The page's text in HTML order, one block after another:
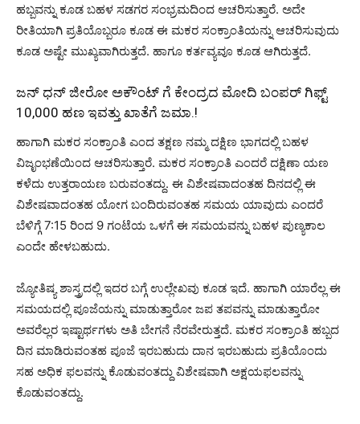
ಹಬ್ಬವನ್ನು ಕೂಡ ಬಹಳ ಸಡಗರ ಸಂಭ್ರಮದಿಂದ ಆಚರಿಸುತ್ತಾರೆ. ಅದೇ
ರೀತಿಯಾಗಿ ಪ್ರತಿಯೊಬ್ಬರೂ ಕೂಡ ಈ ಮಕರ ಸಂಕ್ರಾಂತಿಯನ್ನು ಆಚರಿಸುವುದು
ಕೂಡ ಅಷ್ಟೇ ಮುಖ್ಯವಾಗಿರುತ್ತದೆ. ಹಾಗೂ ಕರ್ತವ್ಯವೂ ಕೂಡ ಆಗಿರುತ್ತದೆ.
ಜನ್ ಧನ್ ಜೀರೋ ಅಕೌಂಟ್ ಗೆ ಕೇಂದ್ರದ ಮೋದಿ ಬಂಪರ್ ಗಿಫ್ಟ್
10,000 ಹಣ ಇವತ್ತು ಖಾತೆಗೆ ಜಮಾ.!
ಹಾಗಾಗಿ ಮಕರ ಸಂಕ್ರಾಂತಿ ಎಂದ ತಕ್ಷಣ ನಮ್ಮ ದಕ್ಷಿಣ ಭಾಗದಲ್ಲಿ ಬಹಳ
ವಿಜೃಂಭಣೆಯಿಂದ ಆಚರಿಸುತ್ತಾರೆ. ಮಕರ ಸಂಕ್ರಾಂತಿ ಎಂದರೆ ದಕ್ಷಿಣಾ ಯಣ
ಕಳೆದು ಉತ್ತರಾಯಣ ಬರುವಂತದ್ದು. ಈ ವಿಶೇಷವಾದಂತಹ ದಿನದಲ್ಲಿ ಈ
ವಿಶೇಷವಾದಂತಹ ಯೋಗ ಬಂದಿರುವಂತಹ ಸಮಯ ಯಾವುದು ಎಂದರೆ
ಬೆಳಿಗ್ಗೆ 7:15 ರಿಂದ 9 ಗಂಟೆಯ ಒಳಗೆ ಈ ಸಮಯವನ್ನು ಬಹಳ ಪುಣ್ಯಕಾಲ
ಎಂದೇ ಹೇಳಬಹುದು.
ಜ್ಯೋತಿಷ್ಯ ಶಾಸ್ತ್ರದಲ್ಲಿ ಇದರ ಬಗ್ಗೆ ಉಲ್ಲೇಖವು ಕೂಡ ಇದೆ. ಹಾಗಾಗಿ ಯಾರೆಲ್ಲ ಈ
ಸಮಯದಲ್ಲಿ ಪೂಜೆಯನ್ನು ಮಾಡುತ್ತಾರೋ ಜಪ ತಪವನ್ನು ಮಾಡುತ್ತಾರೋ
ಅವರೆಲ್ಲರ ಇಷ್ಟಾರ್ಥಗಳು ಅತಿ ಬೇಗನೆ ನೆರವೇರುತ್ತದೆ. ಮಕರ ಸಂಕ್ರಾಂತಿ ಹಬ್ಬದ
ದಿನ ಮಾಡಿರುವಂತಹ ಪೂಜೆ ಇರಬಹುದು ದಾನ ಇರಬಹುದು ಪ್ರತಿಯೊಂದು
ಸಹ ಅಧಿಕ ಫಲವನ್ನು ಕೊಡುವಂತದ್ದು ವಿಶೇಷವಾಗಿ ಅಕ್ಷಯಫಲವನ್ನು
ಕೊಡುವಂತದ್ದು.